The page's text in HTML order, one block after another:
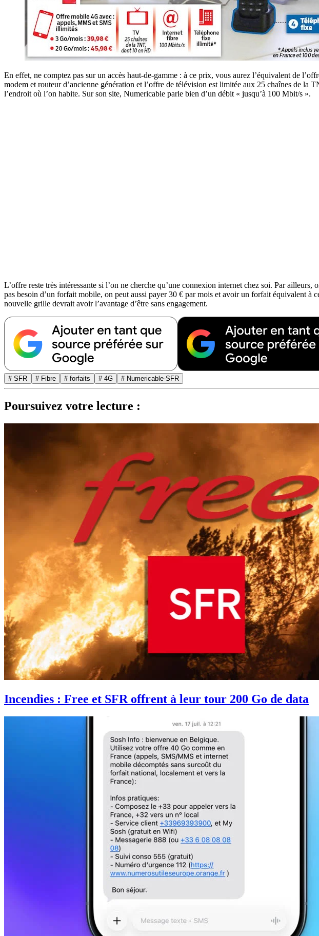
En effet, ne comptez pas sur un accès haut-de-gamme : à ce prix, vous aurez l’équivalent de
modem et routeur d’ancienne génération et l’offre de télévision est limitée aux 25 chaînes de la
l’endroit où l’on habite. Sur son site, Numericable parle bien d’un débit « jusqu’à 100 Mbit/s ».
L’offre reste très intéressante si l’on ne cherche qu’une connexion internet chez soi. Par
pas besoin d’un forfait mobile, on peut aussi payer 30 € par mois et avoir un forfait équivalent
nouvelle grille devrait avoir l’avantage d’être sans engagement.
# SFR # Fibre # forfaits # 4G # Numericable-SFR
Poursuivez votre lecture :
Incendies : Free et SFR offrent à leur tour 200 Go de data